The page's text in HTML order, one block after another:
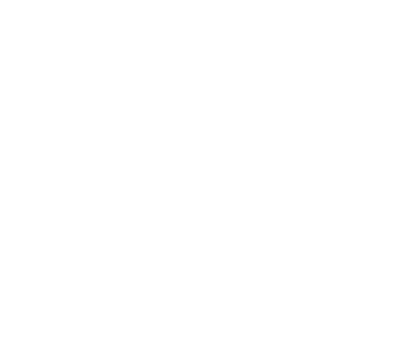
tương lai